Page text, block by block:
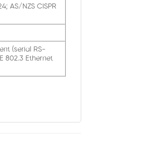
AS/NZS CISPR
(serial RS-
802.3 Ethernet